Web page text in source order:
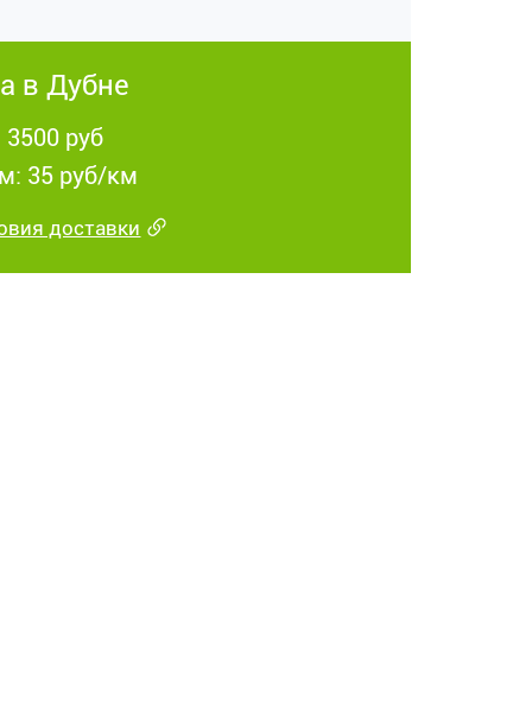
в Дубне
3500 руб
35 руб/км
доставки